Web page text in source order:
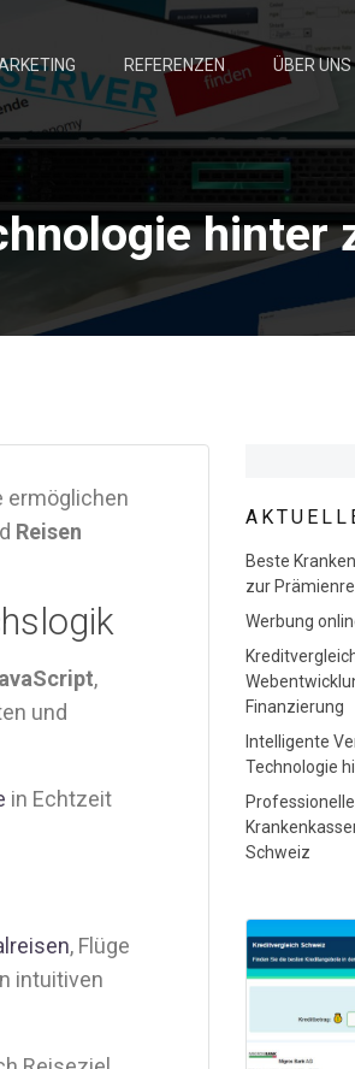
REFERENZEN ÜBER UNS
hinter
ermöglichen
Reisen
,
und
in Echtzeit
, Flüge
intuitiven
Beste
zur
Werbung
Finanzierung
Intelligente
Technologie
Schweiz